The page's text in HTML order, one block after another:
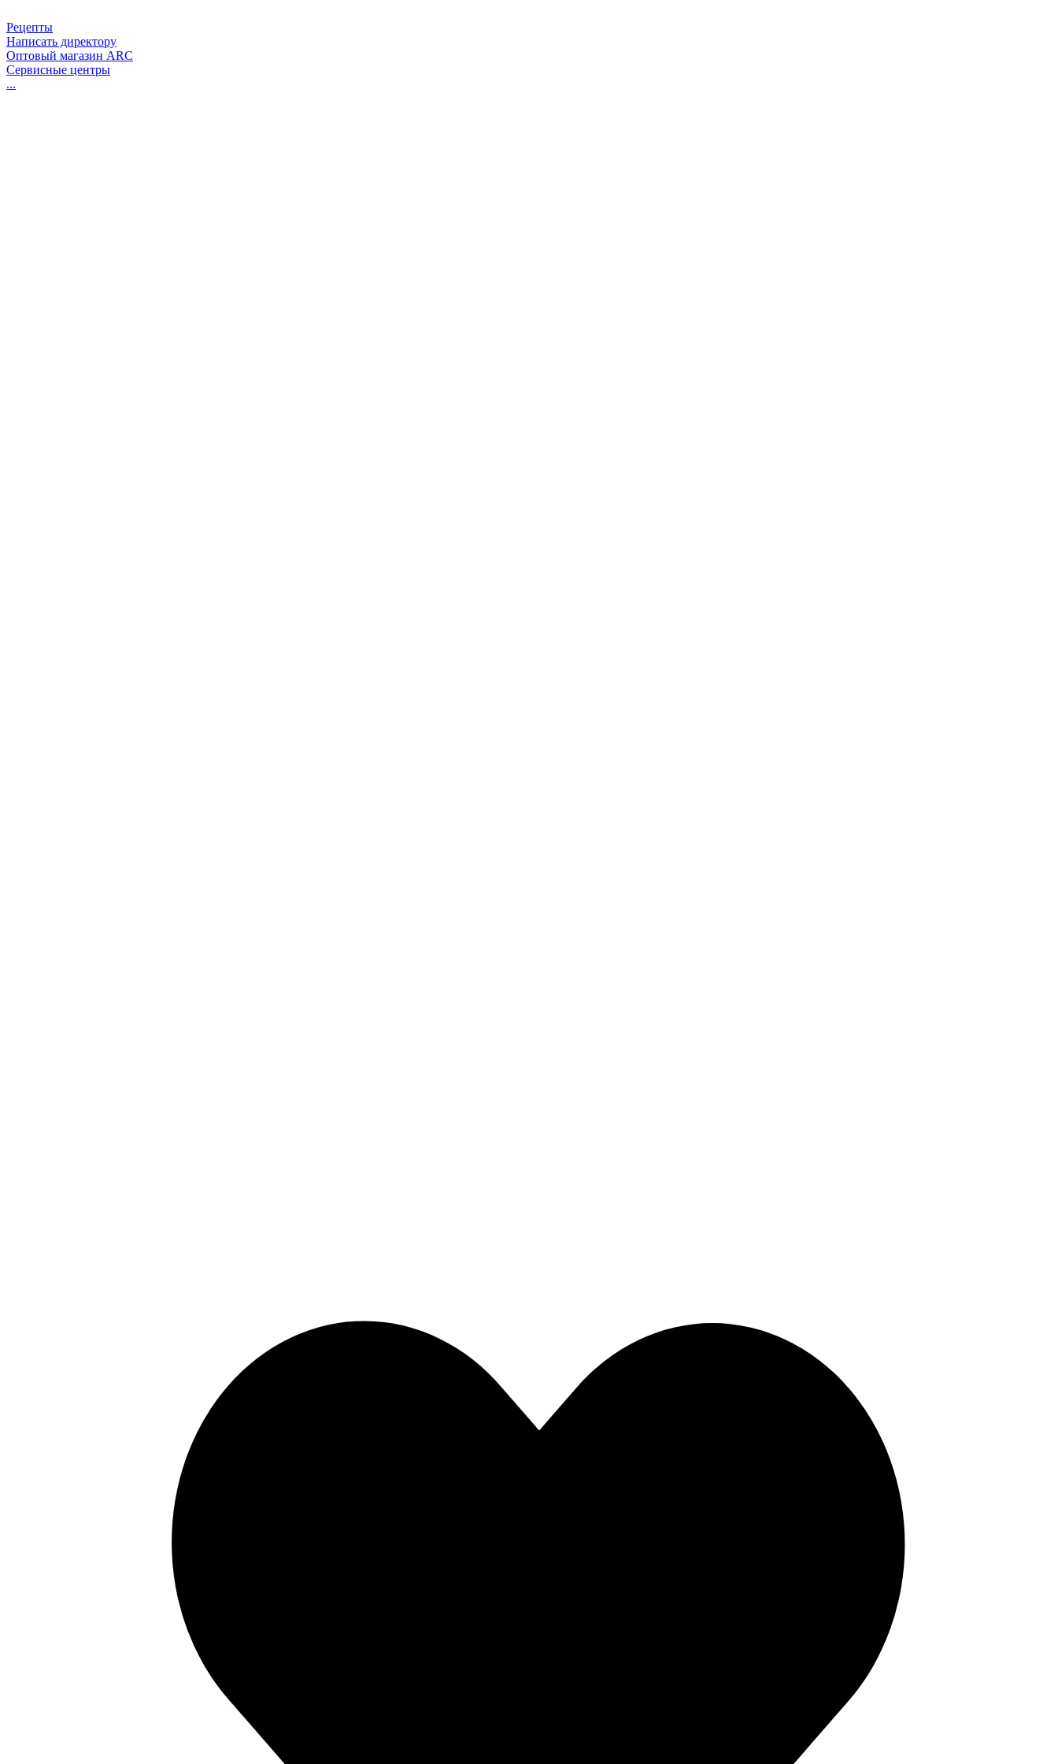
Рецепты
Написать директору
Оптовый магазин ARC
Сервисные центры
...